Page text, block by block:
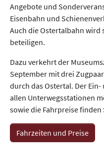
Angebote und
Eisenbahn und
Auch die Ostertalbahn wird
beteiligen.
Dazu verkehrt der
September mit drei
durch das Ostertal. Der
allen Unterwegsstationen
sowie die Fahrpreise finden
Fahrzeiten und Preise